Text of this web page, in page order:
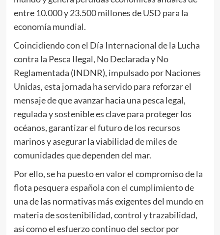
entre 10.000 y 23.500 millones de USD para la
economía mundial.
Coincidiendo con el Día Internacional de la Lucha
contra la Pesca Ilegal, No Declarada y No
Reglamentada (INDNR), impulsado por Naciones
Unidas, esta jornada ha servido para reforzar el
mensaje de que avanzar hacia una pesca legal,
regulada y sostenible es clave para proteger los
océanos, garantizar el futuro de los recursos
marinos y asegurar la viabilidad de miles de
comunidades que dependen del mar.
Por ello, se ha puesto en valor el compromiso de la
flota pesquera española con el cumplimiento de
una de las normativas más exigentes del mundo en
materia de sostenibilidad, control y trazabilidad,
así como el esfuerzo continuo del sector por